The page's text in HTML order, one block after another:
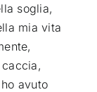
soglia,
mia vita
avuto